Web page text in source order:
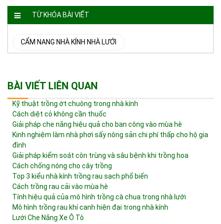
TỪ KHÓA BÀI VIẾT
CẨM NANG NHÀ KÍNH NHÀ LƯỚI
BÀI VIẾT LIÊN QUAN
Kỹ thuật trồng ớt chuông trong nhà kính
Cách diệt cỏ không cần thuốc
Giải pháp che nắng hiệu quả cho ban công vào mùa hè
Kinh nghiệm làm nhà phơi sấy nông sản chi phí thấp cho hộ gia
đình
Giải pháp kiểm soát côn trùng và sâu bệnh khi trồng hoa
Cách chống nóng cho cây trồng
Top 3 kiểu nhà kính trồng rau sạch phổ biến
Cách trồng rau cải vào mùa hè
Tính hiệu quả của mô hình trồng cà chua trong nhà lưới
Mô hình trồng rau khí canh hiện đại trong nhà kính
Lưới Che Nắng Xe Ô Tô